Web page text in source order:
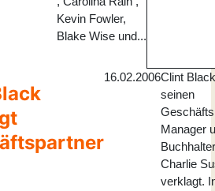
Kevin Fowler,
Blake Wise und...
16.02.2006Clint
seinen
Manager
Buchhalter
Charlie
verklagt.